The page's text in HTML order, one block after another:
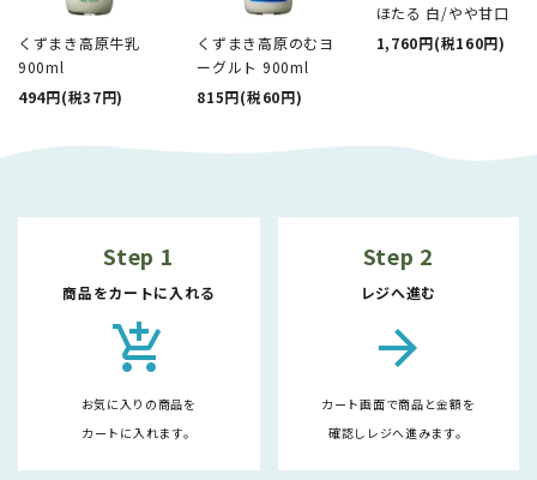
くずまき高原牛乳
900ml
494円(税37円)
くずまき高原のむヨ
ーグルト 900ml
815円(税60円)
ほたる 白/やや甘口
1,760円(税160円)
Step 1
商品をカートに入れる
add_shopping_cart
お気に入りの商品を
カートに入れます。
Step 2
レジへ進む
arrow_forward
カート画面で商品と金額を
確認しレジへ進みます。